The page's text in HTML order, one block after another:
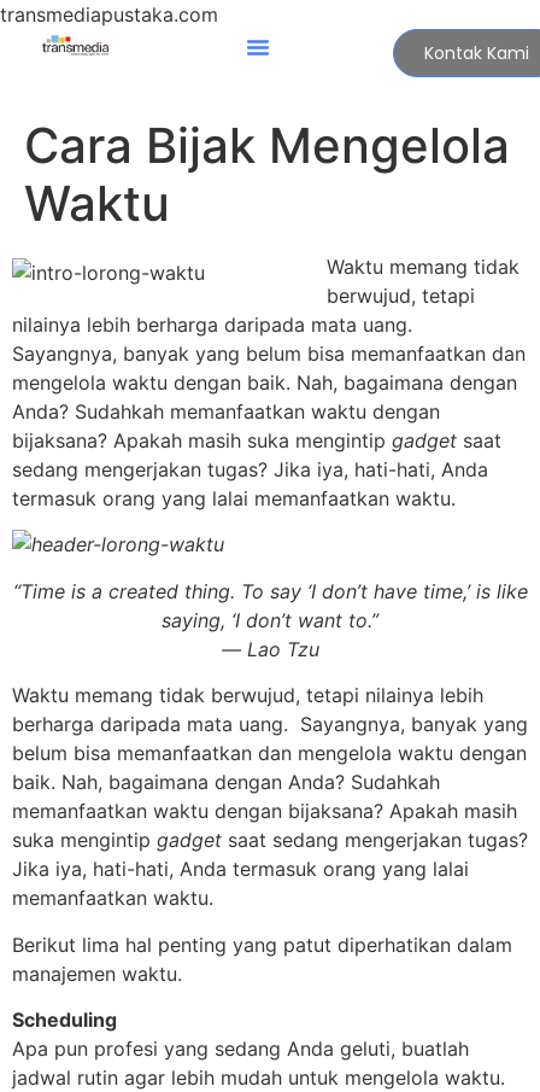
transmediapustaka.com
Kontak Kami
Cara Bijak Mengelola
Waktu
Waktu memang tidak
berwujud, tetapi
nilainya lebih berharga daripada mata uang.
Sayangnya, banyak yang belum bisa memanfaatkan dan
mengelola waktu dengan baik. Nah, bagaimana dengan
Anda? Sudahkah memanfaatkan waktu dengan
bijaksana? Apakah masih suka mengintip gadget saat
sedang mengerjakan tugas? Jika iya, hati-hati, Anda
termasuk orang yang lalai memanfaatkan waktu.
“Time is a created thing. To say ‘I don’t have time,’ is like
saying, ‘I don’t want to.”
― Lao Tzu
Waktu memang tidak berwujud, tetapi nilainya lebih
berharga daripada mata uang. Sayangnya, banyak yang
belum bisa memanfaatkan dan mengelola waktu dengan
baik. Nah, bagaimana dengan Anda? Sudahkah
memanfaatkan waktu dengan bijaksana? Apakah masih
suka mengintip gadget saat sedang mengerjakan tugas?
Jika iya, hati-hati, Anda termasuk orang yang lalai
memanfaatkan waktu.
Berikut lima hal penting yang patut diperhatikan dalam
manajemen waktu.
Scheduling
Apa pun profesi yang sedang Anda geluti, buatlah
jadwal rutin agar lebih mudah untuk mengelola waktu.